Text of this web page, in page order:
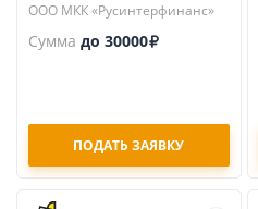
ООО МКК «Русинтерфинанс»
Сумма до 30000
ПОДАТЬ ЗАЯВКУ